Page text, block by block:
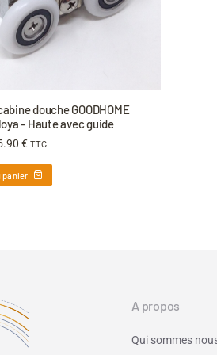
douche GOODHOME
- Haute avec guide
€ TTC
panier
A propos
Qui sommes